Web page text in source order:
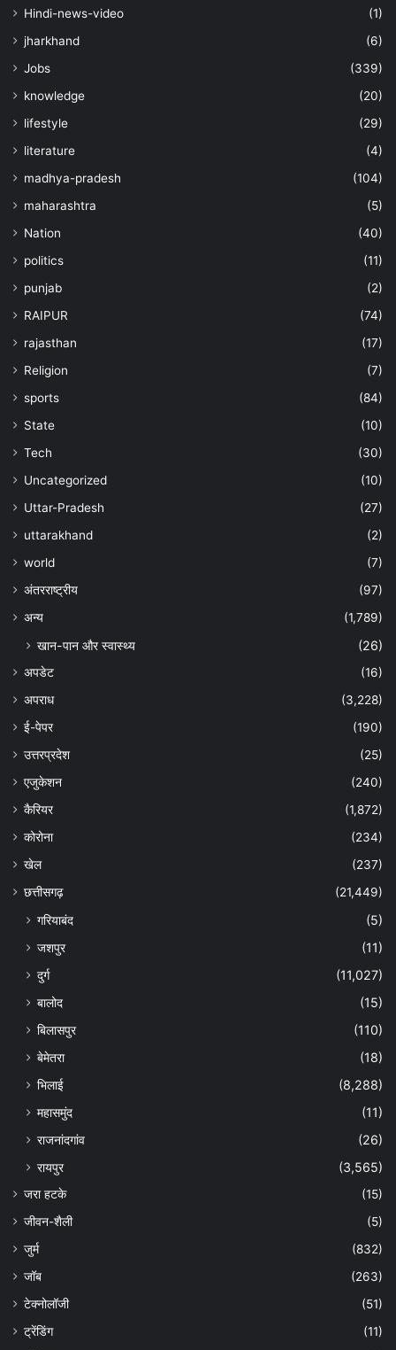
Hindi-news-video
(1)
jharkhand
(6)
Jobs
(339)
knowledge
(20)
lifestyle
(29)
literature
(4)
madhya-pradesh
(104)
maharashtra
(5)
Nation
(40)
politics
(11)
punjab
(2)
RAIPUR
(74)
rajasthan
(17)
Religion
(7)
sports
(84)
State
(10)
Tech
(30)
Uncategorized
(10)
Uttar-Pradesh
(27)
uttarakhand
(2)
world
(7)
अंतरराष्ट्रीय
(97)
अन्‍य
(1,789)
खान-पान और स्वास्थ्य (26)
अपडेट
(16)
अपराध
(3,228)
ई-पेपर
(190)
उत्तरप्रदेश
(25)
एजुकेशन
(240)
कैरियर
(1,872)
कोरोना
(234)
खेल
(237)
छत्तीसगढ़
(21,449)
गरियाबंद
(5)
जशपुर
(11)
दुर्ग
(11,027)
बालोद
(15)
बिलासपुर
(110)
बेमेतरा
(18)
भिलाई
(8,288)
महासमुंद
(11)
राजनांदगांव
(26)
रायपुर
(3,565)
जरा हटके
(15)
जीवन-शैली
(5)
जुर्म
(832)
जॉब
(263)
टेक्नोलॉजी
(51)
ट्रेंडिंग
(11)